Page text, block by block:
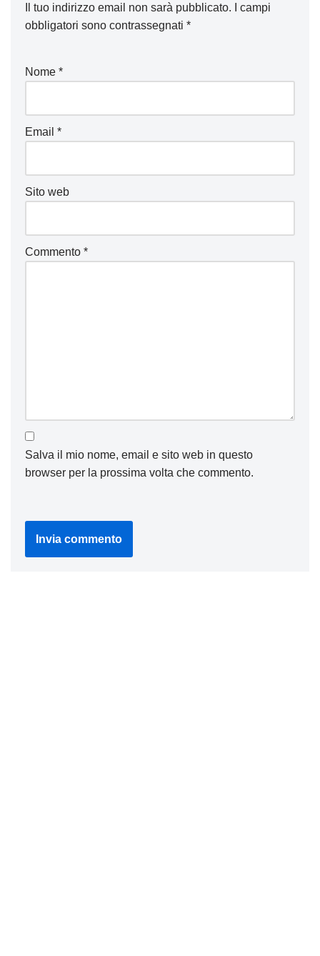
Il tuo indirizzo email non sarà pubblicato.
I campi
obbligatori sono contrassegnati *
Nome *
Email *
Sito web
Commento *
Salva il mio nome, email e sito web in questo
browser per la prossima volta che commento.